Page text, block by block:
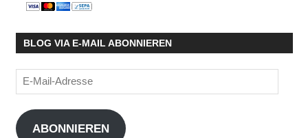
BLOG VIA E-MAIL ABONNIEREN
E-
Mail-
Adresse
ABONNIEREN